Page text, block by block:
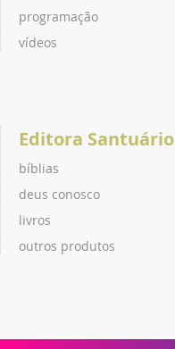
programação
vídeos
Editora Santuário
bíblias
deus conosco
livros
outros produtos